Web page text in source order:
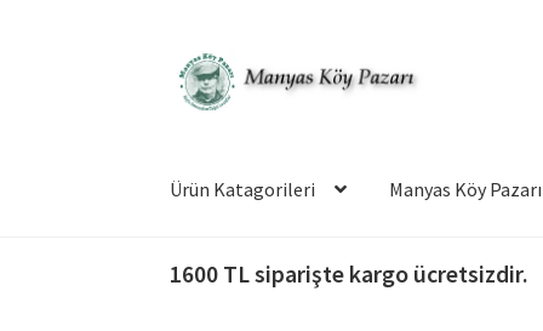
Dolaşıma
geç
İçeriğe
geç
Ürün Katagorileri Manyas Köy Pazarı
1600 TL siparişte kargo ücretsizdir.